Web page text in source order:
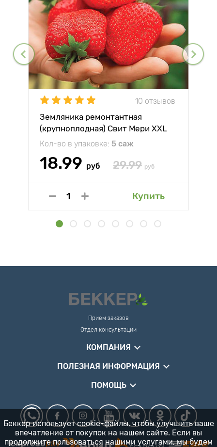
10 отзывов
Земляника ремонтантная
(крупноплодная) Свит Мери XXL
Кол-во в упаковке: 5 саж
18.99 руб 29.99 руб
Купить
Прием заказов
Отдел консультации
КОМПАНИЯ
ПОЛЕЗНАЯ ИНФОРМАЦИЯ
ПОМОЩЬ
Беккер использует cookie-файлы, чтобы улучшить ваше
впечатление от покупок на нашем сайте. Если вы
продолжите пользоваться нашими услугами, мы будем